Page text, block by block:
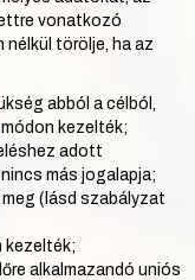
vonatkozó
törölje, ha az
abból a célból,
kezelték;
adott
más jogalapja;
(lásd szabályzat
kezelték;
alkalmazandó uniós